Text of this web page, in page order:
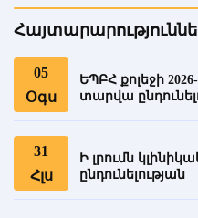
05
Օգս
ԵՊԲՀ քոլեջի
տարվա
31
Հլս
Ի լրումն
ընդունելության